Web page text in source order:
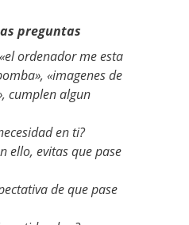
preguntas
ordenador me esta
«imagenes de
cumplen algun
en ti?
ello, evitas que pase
de que pase